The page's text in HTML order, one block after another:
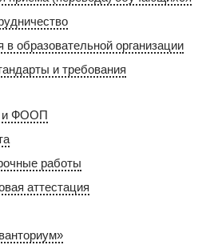
в образовательной организации
и требования
и ФООП
работы
аттестация